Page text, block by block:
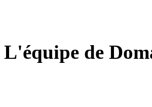
L'équipe de